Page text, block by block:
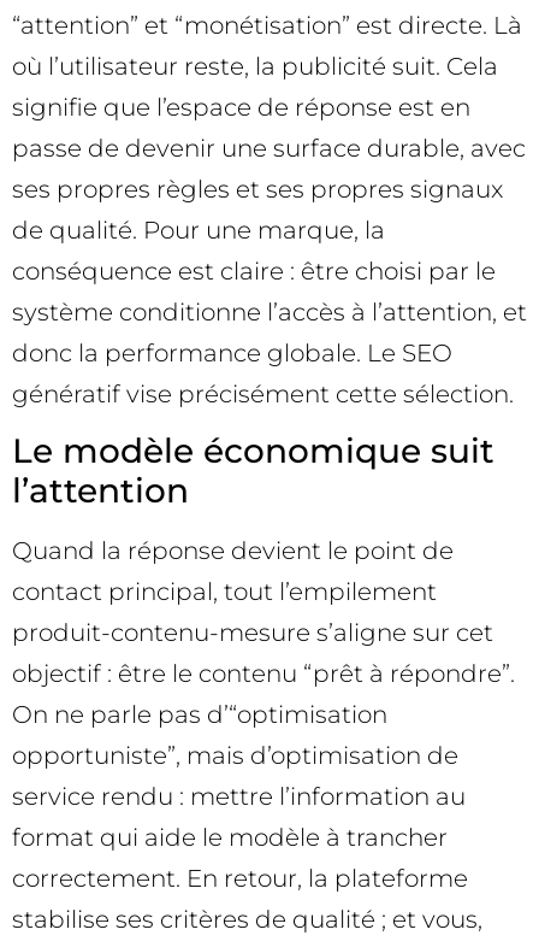
“attention” et “monétisation” est directe. Là
où l’utilisateur reste, la publicité suit. Cela
signifie que l’espace de réponse est en
passe de devenir une surface durable, avec
ses propres règles et ses propres signaux
de qualité. Pour une marque, la
conséquence est claire : être choisi par le
système conditionne l’accès à l’attention, et
donc la performance globale. Le SEO
génératif vise précisément cette sélection.
Le modèle économique suit
l’attention
Quand la réponse devient le point de
contact principal, tout l’empilement
produit-contenu-mesure s’aligne sur cet
objectif : être le contenu “prêt à répondre”.
On ne parle pas d’“optimisation
opportuniste”, mais d’optimisation de
service rendu : mettre l’information au
format qui aide le modèle à trancher
correctement. En retour, la plateforme
stabilise ses critères de qualité ; et vous,